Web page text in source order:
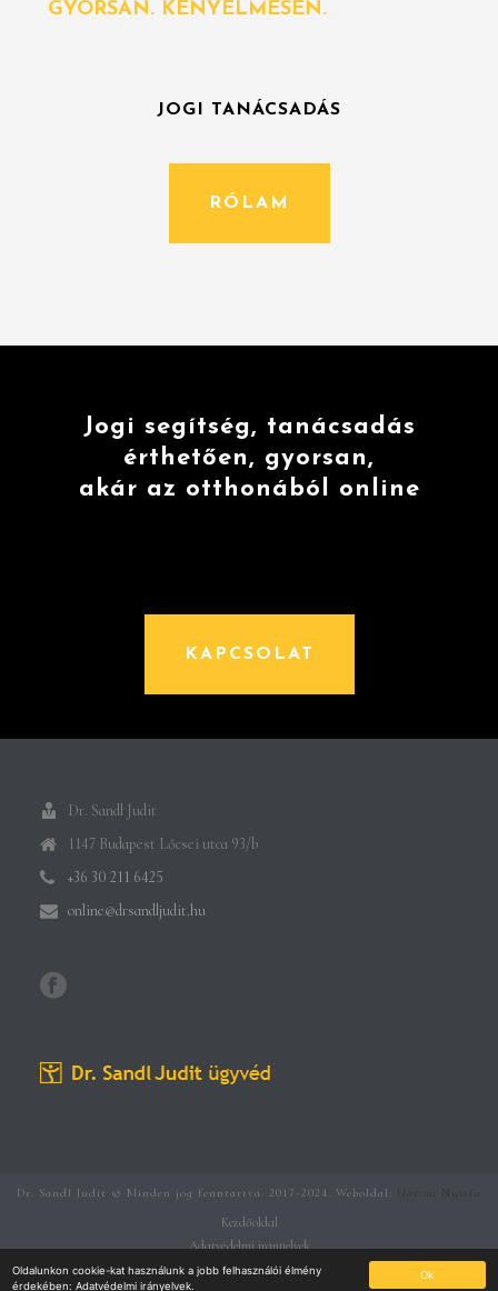
GYORSAN. KÉNYELMESEN.
JOGI TANÁCSADÁS
RÓLAM
Jogi segítség, tanácsadás
érthetően, gyorsan,
akár az otthonából online
KAPCSOLAT
Dr. Sandl Judit
1147 Budapest Lőcsei utca 93/b
+36 30 211 6425
online@drsandljudit.hu
Dr. Sandl Judit © Minden jog fenntartva. 2017-2024. Weboldal: Három Nyírfa
Kezdőoldal
Adatvédelmi irányelvek
Általános Szerződési Feltételek
Ok
Oldalunkon cookie-kat használunk a jobb felhasználói élmény
érdekében: Adatvédelmi irányelvek